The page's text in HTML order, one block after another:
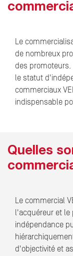
Le
de nombreux
des
le statut
commerciaux
indispensable
Quelles
Le commercial
l'acquéreur et le
indépendance
d'objectivité et